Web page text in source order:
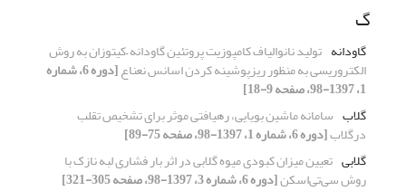
گ
گاودانه تولید نانوالیاف کامپوزیت پروتئین گاودانه –کیتوزان به روش
الکتروریسی به منظور ریزپوشینه کردن اسانس نعناع [دوره 6، شماره
1، 1397-98، صفحه 9-18]
گلاب سامانه ماشین بویایی، رهیافتی موثر برای تشخیص تقلب
درگلاب[دوره 6، شماره 1، 1397-98، صفحه 75-89]
گلابی تعیین میزان کبودی میوه گلابی در اثر بار فشاری لبه نازک با
روش سی‌تی‌اسکن[دوره 6، شماره 3، 1397-98، صفحه 305-321]